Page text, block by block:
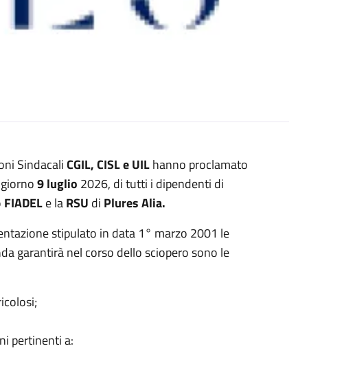
SindacaliCGIL, CISL e UILhanno proclamato
9 luglio 2026, di tutti i dipendenti di
FIADELe laRSU di Plures Alia.
stipulato in data 1° marzo 2001 le
garantirà nel corso dello sciopero sono le
pertinenti a: